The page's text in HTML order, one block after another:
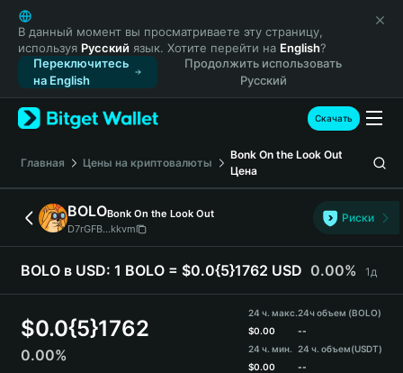
English
日本語
Tiếng Việt
Русский
Español (Latinoamérica)
Türkçe
Français
Deutsch
简体中文
繁體中文
Português (Portugal)
Bahasa Indonesia
ภาษาไทย
Español
В данный момент вы просматриваете эту страницу,
используя Русский язык. Хотите перейти на English?
Переключитесь
на English
Продолжить использовать
Русский
Скачать
Главная Цены на криптовалюты
Bonk On the Look Out
Цена
BOLOBonk On the Look Out
D7rGFB...kkvm
Риски
BOLO в USD: 1 BOLO = $0.0{5}1762 USD 0.00% 1д
$0.0{5}1762
0.00%
24 ч. макс.
$0.00
24 ч. мин.
$0.00
24ч объем (BOLO)
--
24 ч. объем(USDT)
--